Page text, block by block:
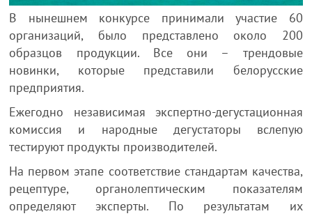
В нынешнем конкурсе принимали участие 60
организаций, было представлено около 200
образцов продукции. Все они – трендовые
новинки, которые представили белорусские
предприятия.
Ежегодно независимая экспертно-дегустационная
комиссия и народные дегустаторы вслепую
тестируют продукты производителей.
На первом этапе соответствие стандартам качества,
рецептуре, органолептическим показателям
определяют эксперты. По результатам их